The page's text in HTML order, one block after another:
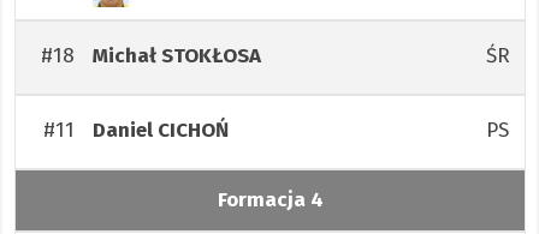
#18 MichałSTOKŁOSA ŚR
#11 Daniel CICHOŃ PS
Formacja 4